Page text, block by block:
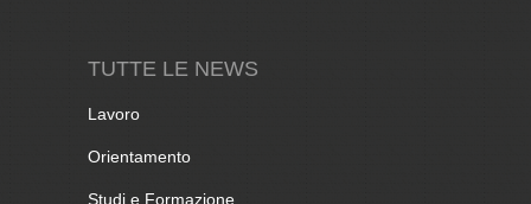
TUTTE LE NEWS
Lavoro
Orientamento
Studi e Formazione